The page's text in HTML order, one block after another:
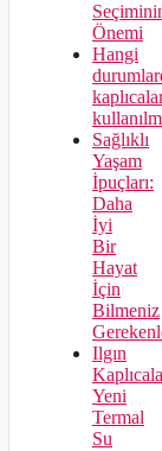
Önemi
Hangi
Sağlıklı
Yaşam
İpuçları:
Daha
İyi
Bir
Hayat
İçin
Bilmeniz
Ilgın
Yeni
Termal
Su